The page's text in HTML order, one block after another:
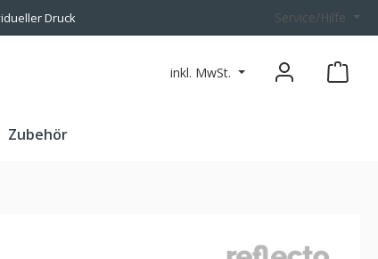
Druck Service/Hilfe
inkl. MwSt.
Zubehör